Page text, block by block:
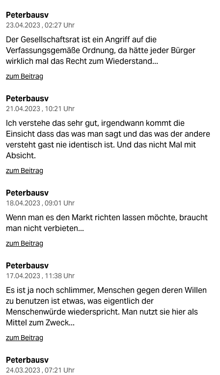
Peterbausv
23.04.2023 , 02:27 Uhr
Der Gesellschaftsrat ist ein Angriff auf die
Verfassungsgemäße Ordnung, da hätte jeder Bürger
wirklich mal das Recht zum Wiederstand...
zum Beitrag
Peterbausv
21.04.2023 , 10:21 Uhr
Ich verstehe das sehr gut, irgendwann kommt die
Einsicht dass das was man sagt und das was der andere
versteht gast nie identisch ist. Und das nicht Mal mit
Absicht.
zum Beitrag
Peterbausv
18.04.2023 , 09:01 Uhr
Wenn man es den Markt richten lassen möchte, braucht
man nicht verbieten...
zum Beitrag
Peterbausv
17.04.2023 , 11:38 Uhr
Es ist ja noch schlimmer, Menschen gegen deren Willen
zu benutzen ist etwas, was eigentlich der
Menschenwürde wiederspricht. Man nutzt sie hier als
Mittel zum Zweck...
zum Beitrag
Peterbausv
24.03.2023 , 07:21 Uhr